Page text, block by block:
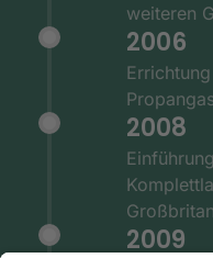
weiteren
2006
2008
2009